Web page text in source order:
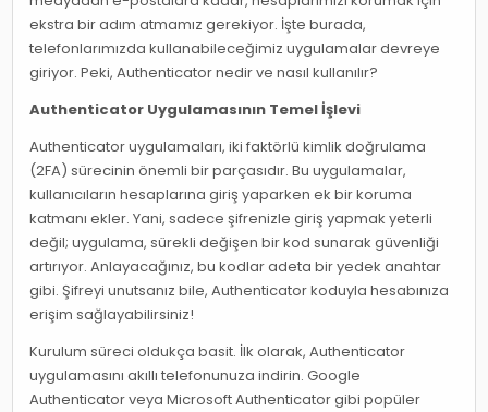
ekstra bir adım atmamız gerekiyor. İşte burada,
telefonlarımızda kullanabileceğimiz uygulamalar devreye
giriyor. Peki, Authenticator nedir ve nasıl kullanılır?
Authenticator Uygulamasının Temel İşlevi
Authenticator uygulamaları, iki faktörlü kimlik doğrulama
(2FA) sürecinin önemli bir parçasıdır. Bu uygulamalar,
kullanıcıların hesaplarına giriş yaparken ek bir koruma
katmanı ekler. Yani, sadece şifrenizle giriş yapmak yeterli
değil; uygulama, sürekli değişen bir kod sunarak güvenliği
artırıyor. Anlayacağınız, bu kodlar adeta bir yedek anahtar
gibi. Şifreyi unutsanız bile, Authenticator koduyla hesabınıza
erişim sağlayabilirsiniz!
Kurulum süreci oldukça basit. İlk olarak, Authenticator
uygulamasını akıllı telefonunuza indirin. Google
Authenticator veya Microsoft Authenticator gibi popüler